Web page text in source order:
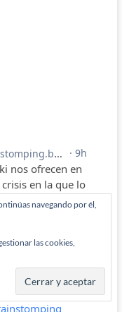
navegando por él,
las cookies,